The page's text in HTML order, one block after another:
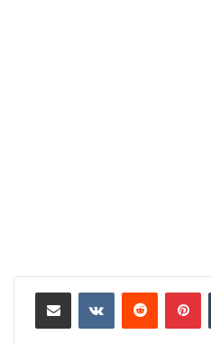
بينتيريست